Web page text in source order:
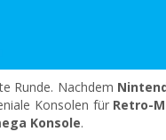
Runde. Nachdem
Konsolen für Retro-
Konsole.